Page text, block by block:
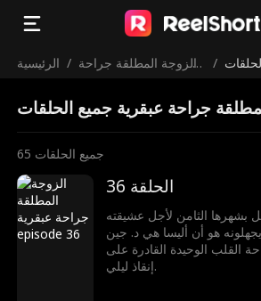
الرئيسية / الزوجة المطلقة جراحة
/
جراحة عبقرية جميع الحلقات
65 جميع الحلقات
الحلقة 36
بشهرها الثامن لأجل عشيقته
يجهلونه هو أن أليسا هي د. جين
القلب الوحيدة القادرة على
إنقاذ ليلي.